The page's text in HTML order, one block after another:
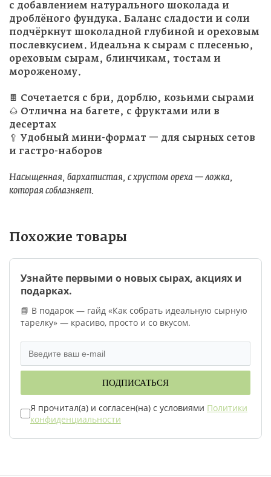
с добавлением натурального шоколада и
дроблёного фундука. Баланс сладости и соли
подчёркнут шоколадной глубиной и ореховым
послевкусием. Идеальна к сырам с плесенью,
ореховым сырам, блинчикам, тостам и
мороженому.
🍫 Сочетается с бри, дорблю, козьими сырами
🌰 Отлична на багете, с фруктами или в
десертах
🥄 Удобный мини-формат — для сырных сетов
и гастро-наборов
Насыщенная, бархатистая, с хрустом ореха — ложка,
которая соблазняет.
Похожие товары
Узнайте первыми о новых сырах, акциях и
подарках.
📘 В подарок — гайд «Как собрать идеальную сырную
тарелку» — красиво, просто и со вкусом.
ПОДПИСАТЬСЯ
Я прочитал(а) и согласен(на) с условиями Политики
конфиденциальности